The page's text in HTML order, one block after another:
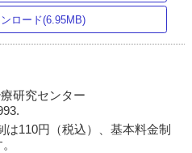
ロード(6.95MB)
研究センター
110円（税込）、基本料金制